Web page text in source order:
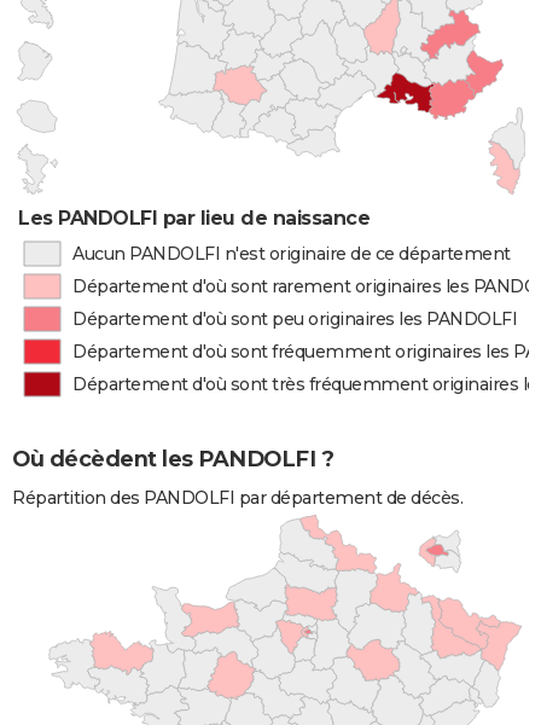
Les PANDOLFI par lieu de naissance
Aucun PANDOLFI n'est originaire de ce département
Département d'où sont rarement originaires les
Département d'où sont peu originaires les PANDOLFI
Département d'où sont fréquemment originaires les
Département d'où sont très fréquemment originaires
Où décèdent les PANDOLFI ?
Répartition des PANDOLFI par département de décès.